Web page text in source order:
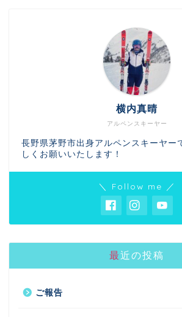
アルペンスキーヤー
横内真晴
長野県茅野市出身アルペンスキーヤー
しくお願いいたします！
＼ Follow me ／
最近の投稿
ご報告